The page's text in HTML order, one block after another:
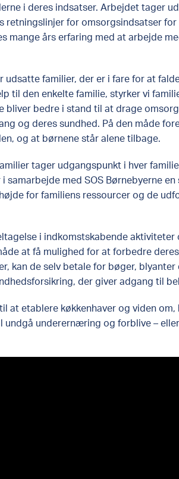
i deres indsatser. Arbejdet tager
retningslinjer for omsorgsindsatser
mange års erfaring med at arbejde
familier, der er i fare for at
til den enkelte familie, styrker vi
bliver bedre i stand til at drage
og deres sundhed. På den måde
og at børnene står alene tilbage.
tager udgangspunkt i hver
samarbejde med SOS Børnebyerne
for familiens ressourcer og de
i indkomstskabende aktiviteter
at få mulighed for at forbedre
kan de selv betale for bøger,
der giver adgang til
at etablere køkkenhaver og viden om,
undgå underernæring og forblive –